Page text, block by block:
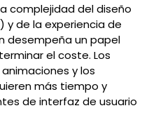
complejidad del diseño
y de la experiencia de
desempeña un papel
el coste. Los
y los
más tiempo y
de interfaz de usuario